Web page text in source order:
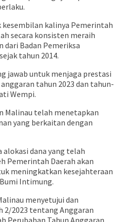
kalinya Pemerintah
secara konsisten meraih
dari Badan Pemeriksa
tahun 2014.
jawab untuk menjaga prestasi
tahun 2023 dan tahun-
Wempi.
Malinau telah menetapkan
yang berkaitan dengan
alokasi dana yang telah
Pemerintah Daerah akan
meningkatkan kesejahteraan
Intimung.
menyetujui dan
2/2023 tentang Anggaran